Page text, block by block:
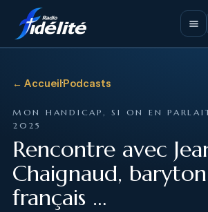
← Accueil·Podcasts
MON HANDICAP, SI ON EN
2025
Rencontre avec
Chaignaud,
français …